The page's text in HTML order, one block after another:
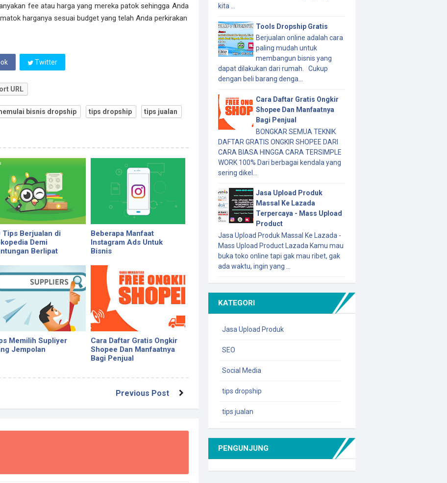
fee atau harga yang mereka patok sehingga Anda
harganya sesuai budget yang telah Anda perkirakan
Twitter
URL
bisnis dropship tips dropship tips jualan
Tips Berjualan di
Demi
Berlipat
Beberapa Manfaat
Instagram Ads Untuk
Bisnis
Memilih Supliyer
Jempolan
Cara Daftar Gratis Ongkir
Shopee Dan Manfaatnya
Bagi Penjual
Previous Post
kita ...
Tools Dropship Gratis
Berjualan online adalah cara
paling mudah untuk
membangun bisnis yang
dapat dilakukan dari rumah. Cukup
dengan beli barang denga...
Cara Daftar Gratis Ongkir
Shopee Dan Manfaatnya
Bagi Penjual
BONGKAR SEMUA TEKNIK
DAFTAR GRATIS ONGKIR SHOPEE DARI
CARA BIASA HINGGA CARA TERSIMPLE
WORK 100% Dari berbagai kendala yang
sering dikel...
Jasa Upload Produk
Massal Ke Lazada
Terpercaya - Mass Upload
Product
Jasa Upload Produk Massal Ke Lazada -
Mass Upload Product Lazada Kamu mau
buka toko online tapi gak mau ribet, gak
ada waktu, ingin yang ...
KATEGORI
Jasa Upload Produk
SEO
Social Media
tips dropship
tips jualan
PENGUNJUNG